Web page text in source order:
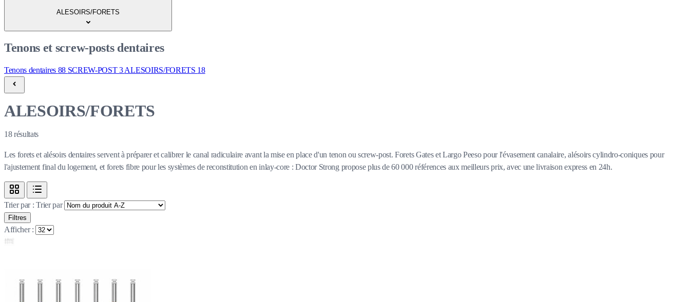
ALESOIRS/FORETS
Tenons et screw-posts dentaires
Tenons dentaires 88 SCREW-POST3ALESOIRS/FORETS 18
ALESOIRS/FORETS
18résultats
Les forets et alésoirs dentaires servent à préparer et calibrer le canal radiculaire avant la mise en place d'un tenon ou screw-post. Forets Gates et Largo Peeso pour l'évasement canalaire, alésoirs cylindro-coniques pour
l'ajustement final du logement, et forets fibre pour les systèmes de reconstitution en inlay-core : Doctor Strong propose plus de 60 000 références aux meilleurs prix, avec une livraison express en 24h.
Trier par :Trier par
Filtres
Afficher :